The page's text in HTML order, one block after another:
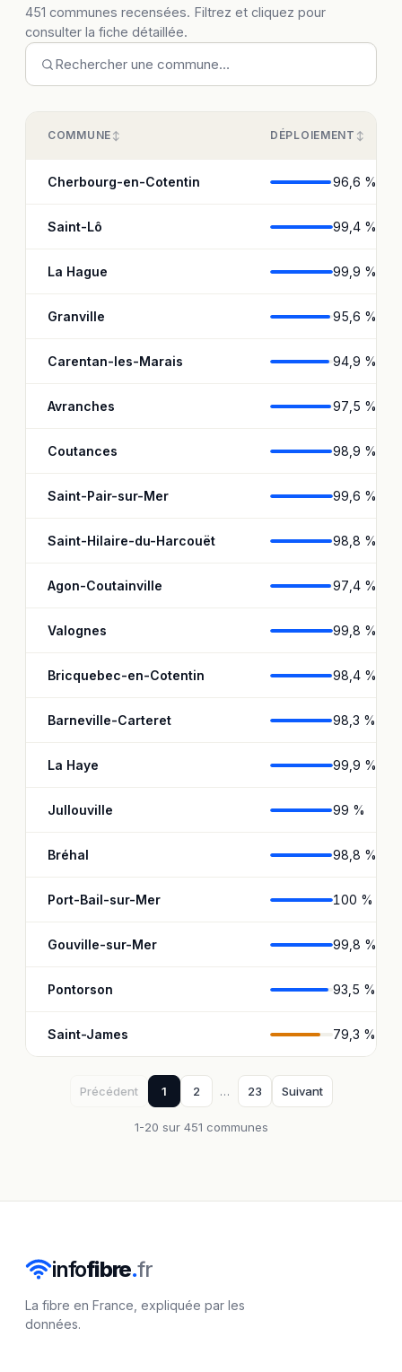
451 communes recensées. Filtrez et cliquez pour
consulter la fiche détaillée.
COMMUNE DÉPLOIEMENT
Cherbourg-en-Cotentin 96,6 %
Saint-Lô 99,4 %
La Hague 99,9 %
Granville 95,6 %
Carentan-les-Marais 94,9 %
Avranches 97,5 %
Coutances 98,9 %
Saint-Pair-sur-Mer 99,6 %
Saint-Hilaire-du-Harcouët 98,8 %
Agon-Coutainville 97,4 %
Valognes 99,8 %
Bricquebec-en-Cotentin 98,4 %
Barneville-Carteret 98,3 %
La Haye 99,9 %
Jullouville 99 %
Bréhal 98,8 %
Port-Bail-sur-Mer 100 %
Gouville-sur-Mer 99,8 %
Pontorson 93,5 %
Saint-James 79,3 %
Précédent 1 2 … 23 Suivant
1-20 sur 451 communes
infofibre.fr
La fibre en France, expliquée par les
données.